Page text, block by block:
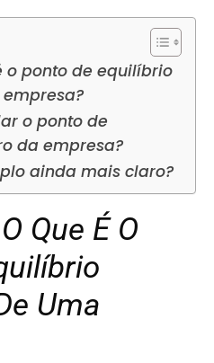
o ponto de equilíbrio
o ponto de
da empresa?
ainda mais claro?
Que É O
Uma